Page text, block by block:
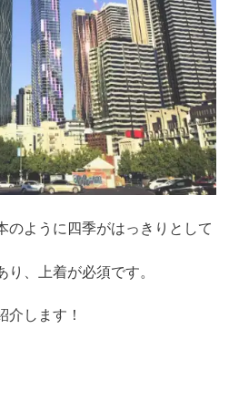
のように四季がはっきりとして
、上着が必須です。
します！